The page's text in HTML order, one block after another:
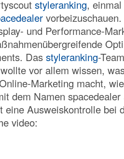
styleranking,
und Performance-
Das styleranking-
vor allem wissen,
Marketing macht,
dem Namen
eine Ausweiskontrolle bei
video: